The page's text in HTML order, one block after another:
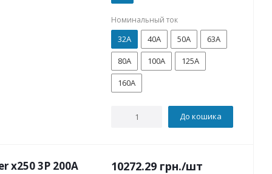
Номинальный ток
32А 40А 50А
63А
80А
100А
125А
160А
До кошика
x250 3P 200А 10272.29 грн./шт